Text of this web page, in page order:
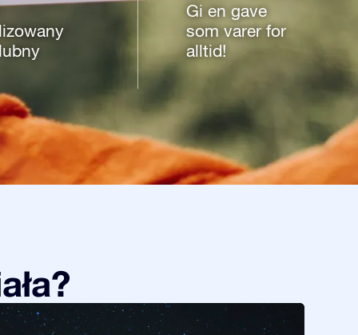
Gi en gave
som varer for
alltid!